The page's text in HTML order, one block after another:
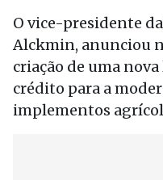
O vice-presidente
Alckmin, anunciou
criação de uma
crédito para a
implementos